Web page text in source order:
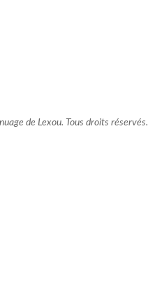
de Lexou. Tous droits réservés.